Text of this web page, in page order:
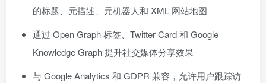
的标题、元描述、元机器人和 XML 网站地图
通过 Open Graph 标签、Twitter Card 和 Google
Knowledge Graph 提升社交媒体分享效果
与 Google Analytics 和 GDPR 兼容，允许用户跟踪访